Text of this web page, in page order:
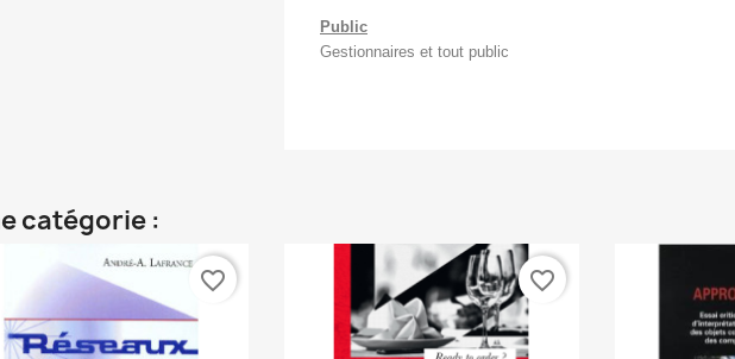
Public
Gestionnaires et tout public
catégorie :
favorite_border favorite_border